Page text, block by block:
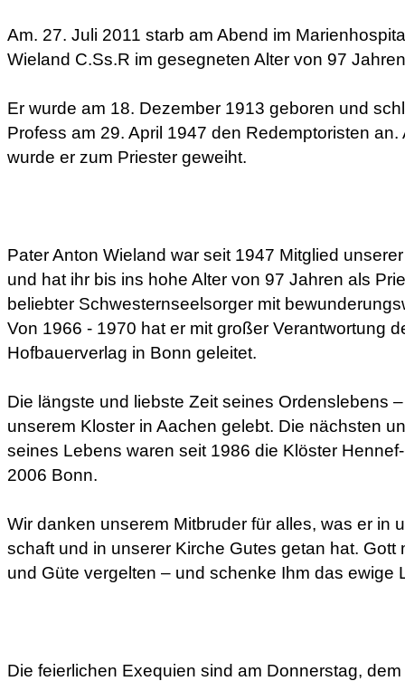
Am. 27. Juli 2011 starb am Abend im
Wieland C.Ss.R im gesegneten Alter von 97
Er wurde am 18. Dezember 1913 geboren und
Profess am 29. April 1947 den Redemptoristen
wurde er zum Priester geweiht.
Pater Anton Wieland war seit 1947 Mitglied
und hat ihr bis ins hohe Alter von 97 Jahren als
beliebter Schwesternseelsorger mit
Von 1966 - 1970 hat er mit großer Verantwortung
Hofbauerverlag in Bonn geleitet.
Die längste und liebste Zeit seines Ordenslebens
unserem Kloster in Aachen gelebt. Die nächsten
seines Lebens waren seit 1986 die Klöster
2006 Bonn.
Wir danken unserem Mitbruder für alles, was er in
schaft und in unserer Kirche Gutes getan hat. Gott
und Güte vergelten – und schenke Ihm das ewige
Die feierlichen Exequien sind am Donnerstag,